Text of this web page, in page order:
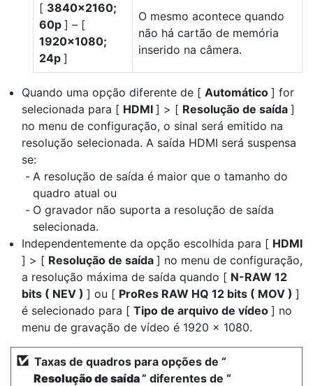
[ 3840×2160;
60p ] – [
1920×1080;
24p ]
O mesmo acontece quando
não há cartão de memória
inserido na câmera.
Quando uma opção diferente de [ Automático ] for
selecionada para [ HDMI ] > [ Resolução de saída ]
no menu de configuração, o sinal será emitido na
resolução selecionada. A saída HDMI será suspensa
se:
A resolução de saída é maior que o tamanho do
quadro atual ou
O gravador não suporta a resolução de saída
selecionada.
Independentemente da opção escolhida para [ HDMI
] > [ Resolução de saída ] no menu de configuração,
a resolução máxima de saída quando [ N-RAW 12
bits ( NEV ) ] ou [ ProRes RAW HQ 12 bits ( MOV ) ]
é selecionado para [ Tipo de arquivo de vídeo ] no
menu de gravação de vídeo é 1920 × 1080.
Taxas de quadros para opções de “
Resolução de saída” diferentes de “